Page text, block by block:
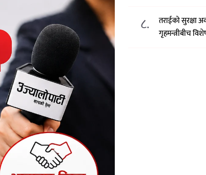
८.
तराईको सुरक्षा
गृहमन्त्रीबीच